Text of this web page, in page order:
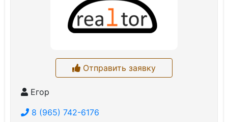
Отправить заявку
Егор
8 (965) 742-6176